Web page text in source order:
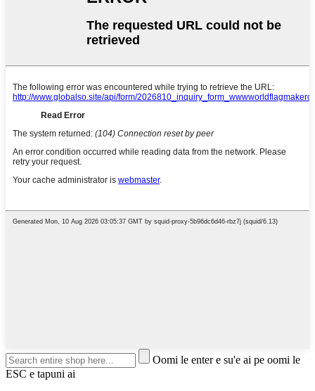
Oomi le enter e su'e ai pe oomi le
ESC e tapuni ai